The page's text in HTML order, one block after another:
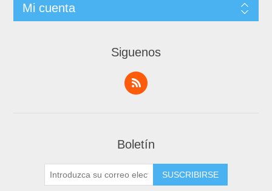
Mi cuenta
Siguenos
Boletín